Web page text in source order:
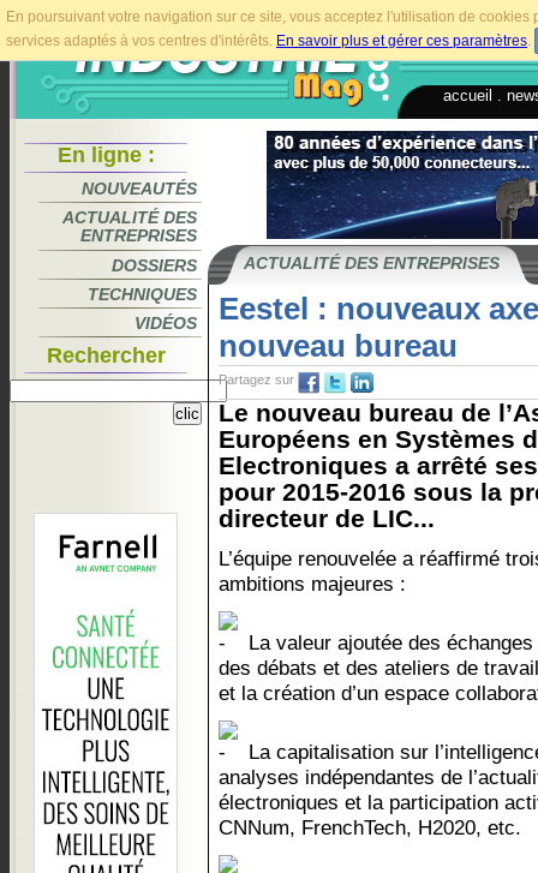
En poursuivant votre navigation sur ce site, vous acceptez l'utilisation de
services adaptés à vos centres d'intérêts. En savoir plus et gérer ces paramètres.
accueil
En ligne :
NOUVEAUTÉS
ACTUALITÉ DES
ENTREPRISES
DOSSIERS
TECHNIQUES
VIDÉOS
Rechercher
ACTUALITÉ DES ENTREPRISES
Eestel : nouveaux
nouveau bureau
Partagez sur
Le nouveau bureau de
Européens en Systèmes
Electroniques a arrêté
pour 2015-2016 sous la
directeur de LIC...
L’équipe renouvelée a réaffirmé
ambitions majeures :
La valeur ajoutée des
des débats et des ateliers de
et la création d’un espace
La capitalisation sur
analyses indépendantes de
électroniques et la participation
CNNum, FrenchTech, H2020, etc.